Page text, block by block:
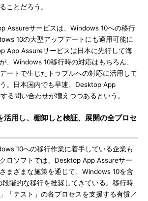
ことだろう。
Assureサービスは、Windows 10への移行
10の大型アップデートにも適用可能に
App Assureサービスは日本に先行して海
、Windows 10移行時の対応はもちろん、
ートで生じたトラブルへの対応に活用して
。日本国内でも早速、Desktop App
る問い合わせが増えつつあるという。
活用し、棚卸しと検証、展開の全プロセ
10への移行作業に着手している企業も
ロソフトでは、Desktop App Assureサー
まざまな施策を通じて、Windows 10を含
階的な移行を推奨してきている。移行時
「テスト」の各プロセスを支援する有償／